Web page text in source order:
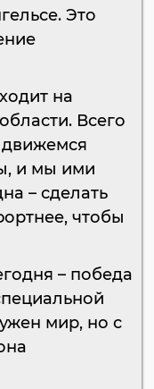
Это
на
Всего
и мы ими
– сделать
чтобы
– победа
мир, но с